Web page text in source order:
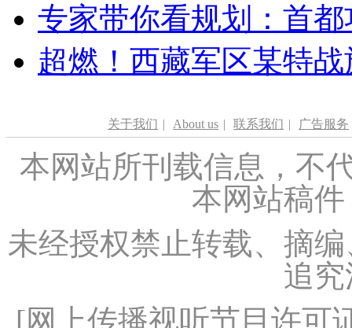
专家带你看规划：首
超燃！西藏军区某特
关于我们 | About us | 联系我们 | 广告服务
本网站所刊载信息，不
本网站稿
未经授权禁止转载、摘
追
[网上传播视听节目许可